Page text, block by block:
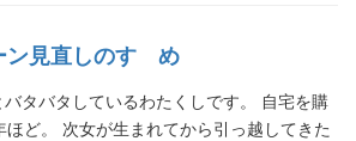
ン見直しのすゝめ
タバタしているわたくしです。 自宅を購
ほど。 次女が生まれてから引っ越してきた